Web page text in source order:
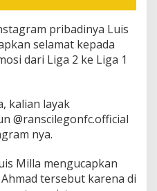
pribadinya Luis
selamat kepada
dari Liga 2 ke Liga 1
kalian layak
@ranscilegonfc.official
nya.
Milla mengucapkan
tersebut karena di